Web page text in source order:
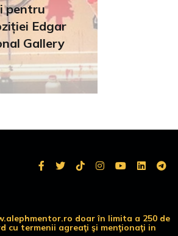
pentru
Edgar
Gallery
doar în limita a 250 de
cu termenii agreaţi şi menţionaţi in